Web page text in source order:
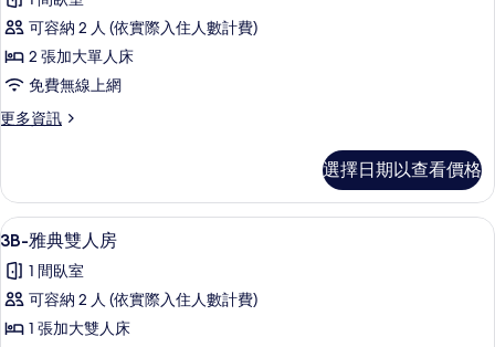
朋
友
雙
人
房
所
有
相
片
可容納 2 人 (依實際入住人數計費)
2 張加大單人床
免費無線上網
更多資訊
更
朋
友
雙
房
的
情
選擇日期以查看價格
顯
示
3B-
雅
典
3B-雅典雙人房 | 書桌、隔音、免費無
6
3B-雅典雙人房
1 間臥室
可容納 2 人 (依實際入住人數計費)
1 張加大雙人床